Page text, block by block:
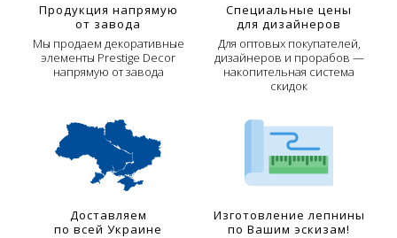
Продукция напрямую
от завода
Мы продаем декоративные
элементы Prestige Decor
напрямую от завода
Специальные цены
для дизайнеров
Для оптовых покупателей,
дизайнеров и прорабов —
накопительная система
скидок
Доставляем
по всей Украине
Изготовление лепнины
по Вашим эскизам!